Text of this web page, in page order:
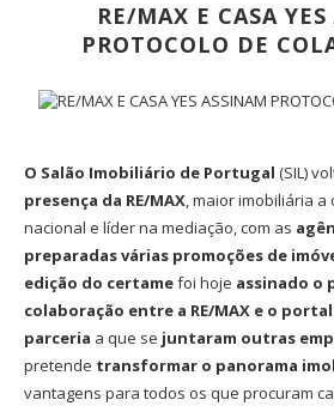
RE/MAX E CASA
PROTOCOLO DE
O Salão Imobiliário de Portugal (SIL)
presença da RE/MAX, maior imobiliária
nacional e líder na mediação, com as
preparadas várias promoções de
edição do certamefoi hoje assinado o
colaboração entre a RE/MAX e o portal
parceria a que se juntaram outras
pretende transformar o panorama
vantagens para todos os que procuram